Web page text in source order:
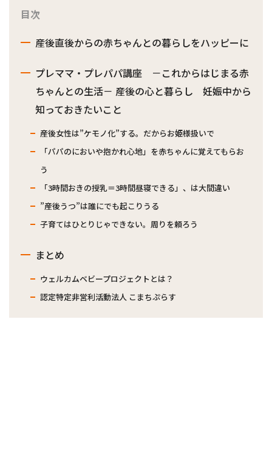
目次
産後直後からの赤ちゃんとの暮らしをハッピーに
プレママ・プレパパ講座 －これからはじまる赤
ちゃんとの生活－ 産後の心と暮らし 妊娠中から
知っておきたいこと
産後女性は”ケモノ化”する。だからお姫様扱いで
「パパのにおいや抱かれ心地」を赤ちゃんに覚えてもらお
う
「3時間おきの授乳＝3時間昼寝できる」、は大間違い
”産後うつ”は誰にでも起こりうる
子育てはひとりじゃできない。周りを頼ろう
まとめ
ウェルカムベビープロジェクトとは？
認定特定非営利活動法人 こまちぷらす